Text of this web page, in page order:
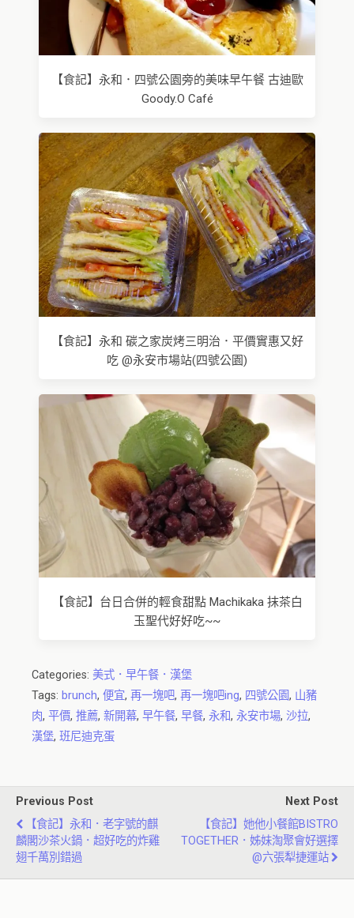
【食記】永和．四號公園旁的美味早午餐 古迪歐
Goody.O Café
【食記】永和 碳之家炭烤三明治．平價實惠又好
吃 @永安市場站(四號公園)
【食記】台日合併的輕食甜點 Machikaka 抹茶白
玉聖代好好吃~~
Categories: 美式．早午餐．漢堡
Tags: brunch, 便宜, 再一塊吧, 再一塊吧ing, 四號公園, 山豬
肉, 平價, 推薦, 新開幕, 早午餐, 早餐, 永和, 永安市場, 沙拉,
漢堡, 班尼迪克蛋
Previous Post
【食記】永和．老字號的麒
麟閣沙茶火鍋．超好吃的炸雞
翅千萬別錯過
Next Post
【食記】她他小餐館BISTRO
TOGETHER．姊妹淘聚會好選擇
@六張犁捷運站